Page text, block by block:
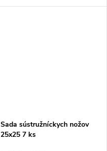
Sada sústružníckych nožov
25x25 7 ks